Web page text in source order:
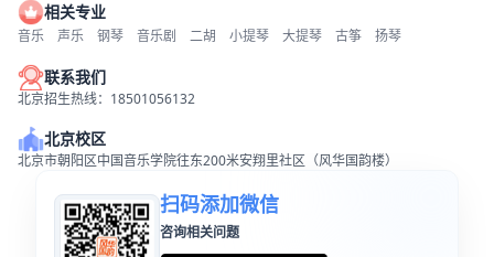
相关专业
音乐 声乐 钢琴 音乐剧 二胡 小提琴 大提琴 古筝 扬琴
联系我们
北京招生热线：18501056132
北京校区
北京市朝阳区中国音乐学院往东200米安翔里社区（风华国韵楼）
扫码添加微信
咨询相关问题